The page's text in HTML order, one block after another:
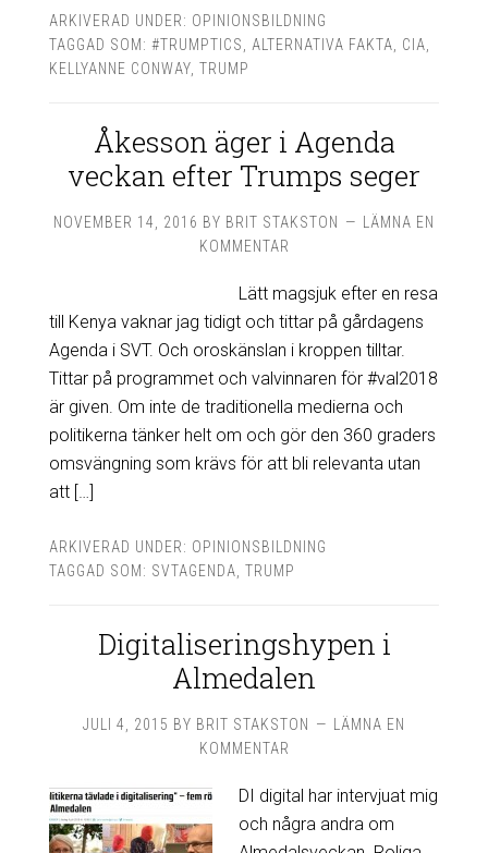
ARKIVERAD UNDER: OPINIONSBILDNING
TAGGAD SOM: #TRUMPTICS ALTERNATIVA FAKTA CIA
KELLYANNE CONWAY, TRUMP
Åkesson äger i Agenda
veckan efter Trumps seger
NOVEMBER 14, 2016 BY BRIT STAKSTON
LÄMNA EN
KOMMENTAR
Lätt magsjuk efter en resa
till Kenya vaknar jag tidigt och tittar på gårdagens
Agenda i SVT. Och oroskänslan i kroppen tilltar.
Tittar på programmet och valvinnaren för #val2018
är given. Om inte de traditionella medierna och
politikerna tänker helt om och gör den 360 graders
omsvängning som krävs för att bli relevanta utan
att […]
ARKIVERAD UNDER: OPINIONSBILDNING
TAGGAD SOM: SVTAGENDA TRUMP
Digitaliseringshypen i
Almedalen
JULI 4, 2015 BY BRIT STAKSTON
LÄMNA EN
KOMMENTAR
DI digital har intervjuat mig
och några andra om